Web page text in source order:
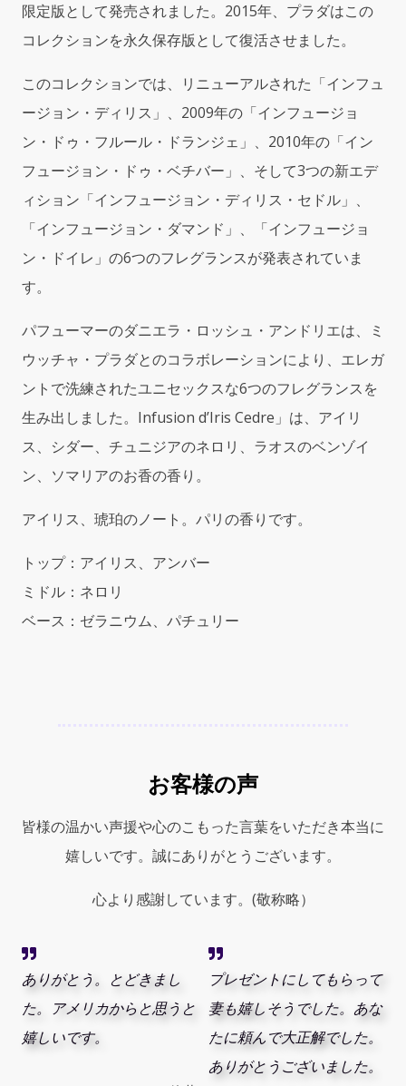
ー
ジ
ン
ア
イ
リ
シ
ダ
ー)
3.4oz
EDP
Spray
限定版として発売されました。2015年、プラダはこの
コレクションを永久保存版として復活させました。
このコレクションでは、リニューアルされた「インフュ
ージョン・ディリス」、2009年の「インフュージョ
ン・ドゥ・フルール・ドランジェ」、2010年の「イン
フュージョン・ドゥ・ベチバー」、そして3つの新エデ
ィション「インフュージョン・ディリス・セドル」、
「インフュージョン・ダマンド」、「インフュージョ
ン・ドイレ」の6つのフレグランスが発表されていま
す。
パフューマーのダニエラ・ロッシュ・アンドリエは、ミ
ウッチャ・プラダとのコラボレーションにより、エレガ
ントで洗練されたユニセックスな6つのフレグランスを
生み出しました。Infusion d’Iris Cedre」は、アイリ
ス、シダー、チュニジアのネロリ、ラオスのベンゾイ
ン、ソマリアのお香の香り。
アイリス、琥珀のノート。パリの香りです。
トップ：アイリス、アンバー
ミドル：ネロリ
ベース：ゼラニウム、パチュリー
お客様の声
皆様の温かい声援や心のこもった言葉をいただき本当に
嬉しいです。誠にありがとうございます。
心より感謝しています。(敬称略）
ありがとう。とどきまし
た。アメリカからと思うと
嬉しいです。
プレゼントにしてもらって
妻も嬉しそうでした。あな
たに頼んで大正解でした。
ありがとうございました。